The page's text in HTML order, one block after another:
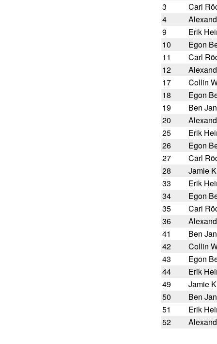
3
Carl
4
9
Erik
10
Egon
11
Carl
12
17
Collin
18
Egon
19
Ben
20
25
Erik
26
Egon
27
Carl
28
Jamie
33
Erik
34
Egon
35
Carl
36
41
Ben
42
Collin
43
Egon
44
Erik
49
Jamie
50
Ben
51
Erik
52